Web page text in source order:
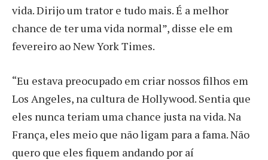
vida. Dirijo um trator e tudo mais. É a melhor
chance de ter uma vida normal”, disse ele em
fevereiro ao New York Times.
“Eu estava preocupado em criar nossos filhos em
Los Angeles, na cultura de Hollywood. Sentia que
eles nunca teriam uma chance justa na vida. Na
França, eles meio que não ligam para a fama. Não
quero que eles fiquem andando por aí